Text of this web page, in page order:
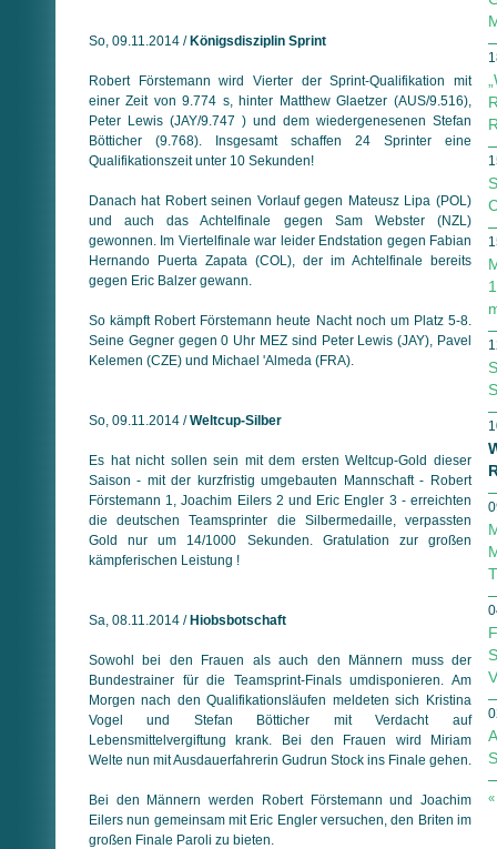
So, 09.11.2014 /Königsdisziplin Sprint
Robert Förstemann wird Vierter der Sprint-Qualifikation mit
einer Zeit von 9.774 s, hinter Matthew Glaetzer (AUS/9.516),
Peter Lewis (JAY/9.747 ) und dem wiedergenesenen Stefan
Bötticher (9.768). Insgesamt schaffen 24 Sprinter eine
Qualifikationszeit unter 10 Sekunden!
Danach hat Robert seinen Vorlauf gegen Mateusz Lipa (POL)
und auch das Achtelfinale gegen Sam Webster (NZL)
gewonnen. Im Viertelfinale war leider Endstation gegen Fabian
Hernando Puerta Zapata (COL), der im Achtelfinale bereits
gegen Eric Balzer gewann.
So kämpft Robert Förstemann heute Nacht noch um Platz 5-8.
Seine Gegner gegen 0 Uhr MEZ sind Peter Lewis (JAY), Pavel
Kelemen (CZE) und Michael 'Almeda (FRA).
So, 09.11.2014 /Weltcup-Silber
Es hat nicht sollen sein mit dem ersten Weltcup-Gold dieser
Saison - mit der kurzfristig umgebauten Mannschaft - Robert
Förstemann 1, Joachim Eilers 2 und Eric Engler 3 - erreichten
die deutschen Teamsprinter die Silbermedaille, verpassten
Gold nur um 14/1000 Sekunden. Gratulation zur großen
kämpferischen Leistung !
Sa, 08.11.2014 /Hiobsbotschaft
Sowohl bei den Frauen als auch den Männern muss der
Bundestrainer für die Teamsprint-Finals umdisponieren. Am
Morgen nach den Qualifikationsläufen meldeten sich Kristina
Vogel und Stefan Bötticher mit Verdacht auf
Lebensmittelvergiftung krank. Bei den Frauen wird Miriam
Welte nun mit Ausdauerfahrerin Gudrun Stock ins Finale gehen.
Bei den Männern werden Robert Förstemann und Joachim
Eilers nun gemeinsam mit Eric Engler versuchen, den Briten im
großen Finale Paroli zu bieten.
«